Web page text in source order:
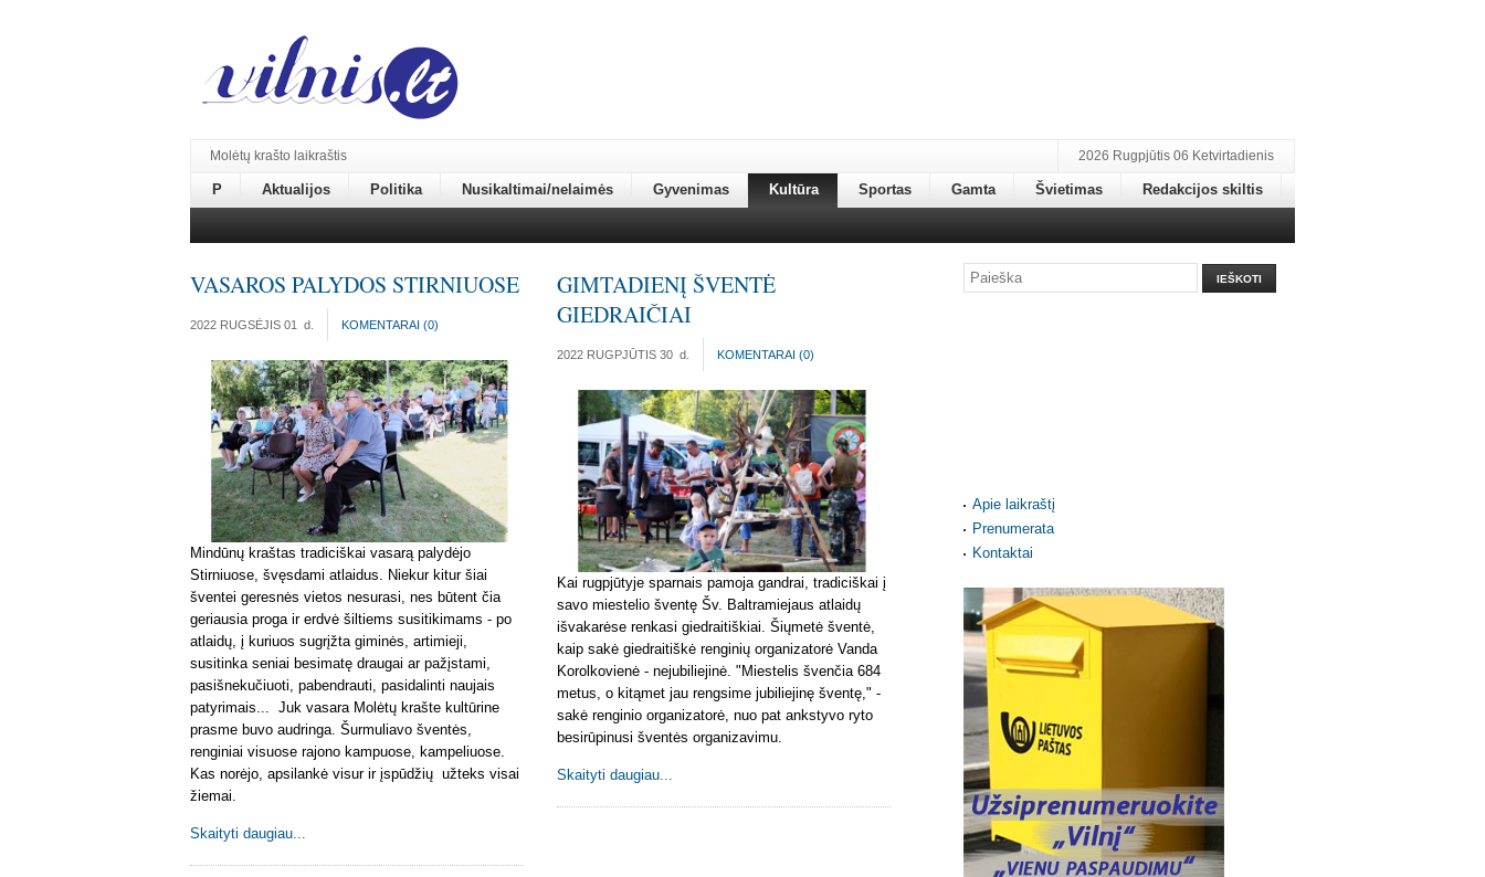
Molėtų krašto laikraštis 2026 Rugpjūtis 06 Ketvirtadienis
P Aktualijos Politika Nusikaltimai/nelaimės Gyvenimas Kultūra Sportas Gamta Švietimas Redakcijos skiltis
VASAROS PALYDOS STIRNIUOSE
2022 RUGSĖJIS 01 d. KOMENTARAI (0)
Mindūnų kraštas tradiciškai vasarą palydėjo
Stirniuose, švęsdami atlaidus. Niekur kitur šiai
šventei geresnės vietos nesurasi, nes būtent čia
geriausia proga ir erdvė šiltiems susitikimams - po
atlaidų, į kuriuos sugrįžta giminės, artimieji,
susitinka seniai besimatę draugai ar pažįstami,
pasišnekučiuoti, pabendrauti, pasidalinti naujais
patyrimais... Juk vasara Molėtų krašte kultūrine
prasme buvo audringa. Šurmuliavo šventės,
renginiai visuose rajono kampuose, kampeliuose.
Kas norėjo, apsilankė visur ir įspūdžių užteks visai
žiemai.
Skaityti daugiau...
GIMTADIENĮ ŠVENTĖ
GIEDRAIČIAI
2022 RUGPJŪTIS 30 d. KOMENTARAI (0)
Kai rugpjūtyje sparnais pamoja gandrai, tradiciškai į
savo miestelio šventę Šv. Baltramiejaus atlaidų
išvakarėse renkasi giedraitiškiai. Šiųmetė šventė,
kaip sakė giedraitiškė renginių organizatorė Vanda
Korolkovienė - nejubiliejinė. "Miestelis švenčia 684
metus, o kitąmet jau rengsime jubiliejinę šventę," -
sakė renginio organizatorė, nuo pat ankstyvo ryto
besirūpinusi šventės organizavimu.
Skaityti daugiau...
Apie laikraštį
Prenumerata
Kontaktai